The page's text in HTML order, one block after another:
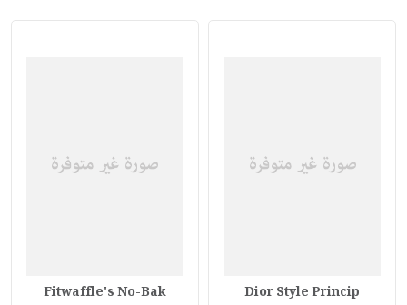
Dior Style Princip
Fitwaffle's No-Bak